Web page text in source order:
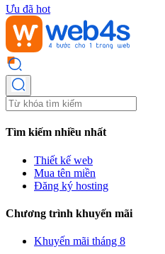
Ưu đã hot
Tìm kiếm nhiều nhất
Thiết kế web
Mua tên miền
Đăng ký hosting
Chương trình khuyến mãi
Khuyến mãi tháng 8